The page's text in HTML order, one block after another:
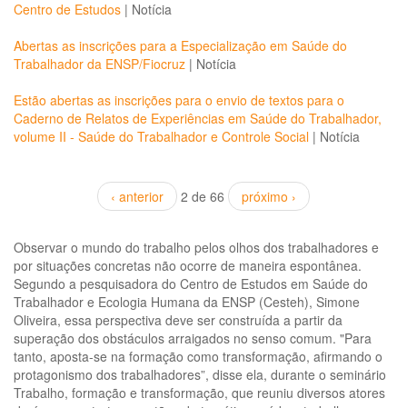
Centro de Estudos | Notícia
Abertas as inscrições para a Especialização em Saúde do
Trabalhador da ENSP/Fiocruz | Notícia
Estão abertas as inscrições para o envio de textos para o
Caderno de Relatos de Experiências em Saúde do Trabalhador,
volume II - Saúde do Trabalhador e Controle Social | Notícia
‹ anterior 2 de 66 próximo ›
Observar o mundo do trabalho pelos olhos dos trabalhadores e
por situações concretas não ocorre de maneira espontânea.
Segundo a pesquisadora do Centro de Estudos em Saúde do
Trabalhador e Ecologia Humana da ENSP (Cesteh), Simone
Oliveira, essa perspectiva deve ser construída a partir da
superação dos obstáculos arraigados no senso comum. "Para
tanto, aposta-se na formação como transformação, afirmando o
protagonismo dos trabalhadores”, disse ela, durante o seminário
Trabalho, formação e transformação, que reuniu diversos atores